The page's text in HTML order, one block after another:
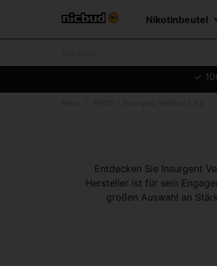
Nikotinbeutel
✓
Entdecken Sie Insurgent
Hersteller ist für sein
großen Auswahl an